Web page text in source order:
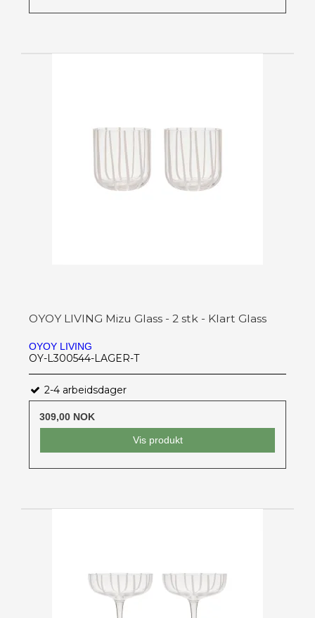
OYOY LIVING Mizu Glass - 2 stk - Klart Glass
OYOY LIVING
OY-L300544-LAGER-T
2-4 arbeidsdager
309,00 NOK
Vis produkt